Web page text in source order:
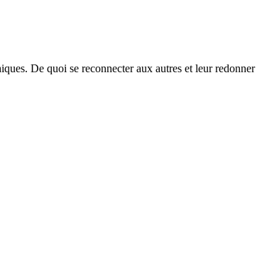
De quoi se reconnecter aux autres et leur redonner